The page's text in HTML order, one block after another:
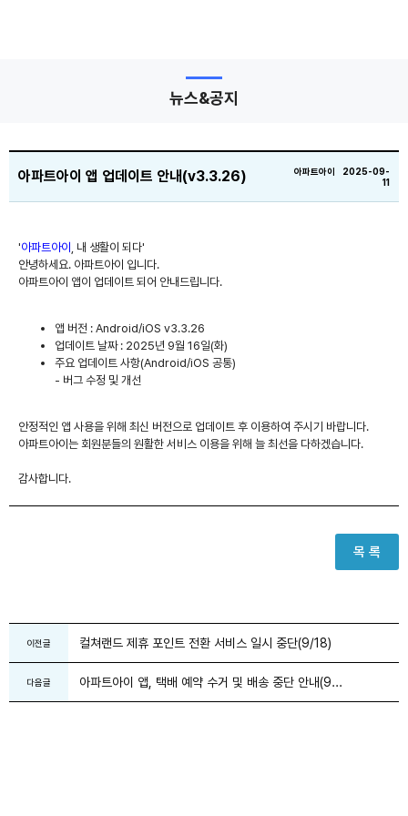
뉴스&공지
아파트아이 앱 업데이트 안내(v3.3.26)
아파트아이 2025-09-
11
'아파트아이
, 내 생활이 되다'
안녕하세요. 아파트아이 입니다.
아파트아이 앱이 업데이트 되어 안내드립니다.
앱 버전 : Android/iOS v3.3.26
업데이트 날짜 : 2025년 9월 16일(화)
주요 업데이트 사항(Android/iOS 공통)
- 버그 수정 및 개선
안정적인 앱 사용을 위해 최신 버전으로 업데이트 후 이용하여 주시기 바랍니다.
아파트아이는 회원분들의 원활한 서비스 이용을 위해 늘 최선을 다하겠습니다.
감사합니다.
목 록
이전글 컬쳐랜드 제휴 포인트 전환 서비스 일시 중단(9/18)
다음글 아파트아이 앱, 택배 예약 수거 및 배송 중단 안내(9...